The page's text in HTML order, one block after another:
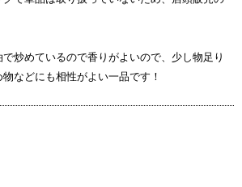
炒めているので香りがよいので、少し物足り
などにも相性がよい一品です！